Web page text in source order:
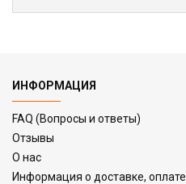
ИНФОРМАЦИЯ
FAQ (Вопросы и ответы)
Отзывы
О нас
Информация о доставке, оплате